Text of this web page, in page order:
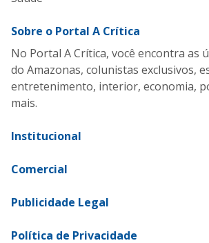
Sobre o Portal A Crítica
No Portal A Crítica, você encontra as
do Amazonas, colunistas exclusivos,
entretenimento, interior, economia,
mais.
Institucional
Comercial
Publicidade Legal
Política de Privacidade